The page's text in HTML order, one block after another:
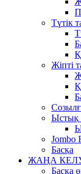
Түтік
Жіпті
Ыстық
Jombo
Басқа
ЖАҢА
Басқа